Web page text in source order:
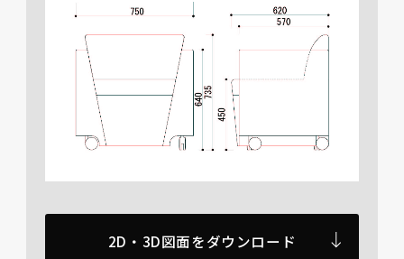
2D・3D図面をダウンロード